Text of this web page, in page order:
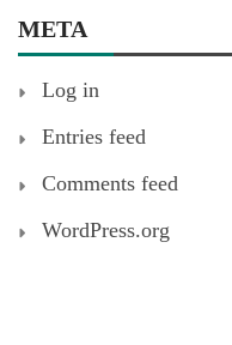
META
Log in
Entries feed
Comments feed
WordPress.org